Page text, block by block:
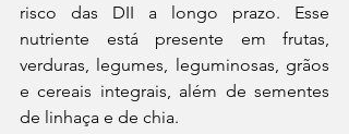
risco das DII a longo prazo. Esse
nutriente está presente em frutas,
verduras, legumes, leguminosas, grãos
e cereais integrais, além de sementes
de linhaça e de chia.